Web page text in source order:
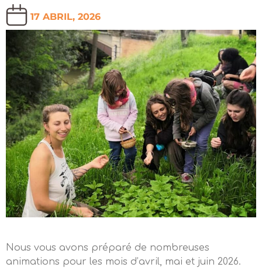
17 ABRIL, 2026
Nous vous avons préparé de nombreuses
animations pour les mois d’avril, mai et juin 2026.